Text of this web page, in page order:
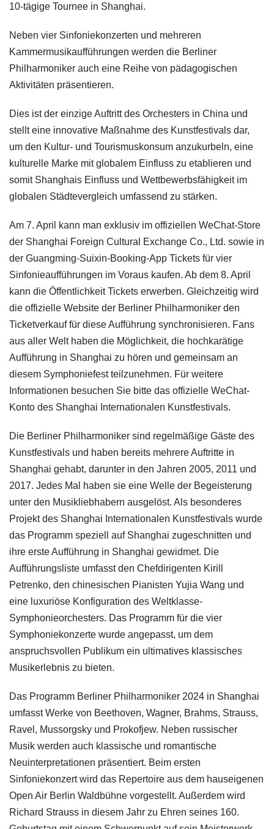
10-tägige Tournee in Shanghai.
Neben vier Sinfoniekonzerten und mehreren
Kammermusikaufführungen werden die Berliner
Philharmoniker auch eine Reihe von pädagogischen
Aktivitäten präsentieren.
Dies ist der einzige Auftritt des Orchesters in China und
stellt eine innovative Maßnahme des Kunstfestivals dar,
um den Kultur- und Tourismuskonsum anzukurbeln, eine
kulturelle Marke mit globalem Einfluss zu etablieren und
somit Shanghais Einfluss und Wettbewerbsfähigkeit im
globalen Städtevergleich umfassend zu stärken.
Am 7. April kann man exklusiv im offiziellen WeChat-Store
der Shanghai Foreign Cultural Exchange Co., Ltd. sowie in
der Guangming-Suixin-Booking-App Tickets für vier
Sinfonieaufführungen im Voraus kaufen. Ab dem 8. April
kann die Öffentlichkeit Tickets erwerben. Gleichzeitig wird
die offizielle Website der Berliner Philharmoniker den
Ticketverkauf für diese Aufführung synchronisieren. Fans
aus aller Welt haben die Möglichkeit, die hochkarätige
Aufführung in Shanghai zu hören und gemeinsam an
diesem Symphoniefest teilzunehmen. Für weitere
Informationen besuchen Sie bitte das offizielle WeChat-
Konto des Shanghai Internationalen Kunstfestivals.
Die Berliner Philharmoniker sind regelmäßige Gäste des
Kunstfestivals und haben bereits mehrere Auftritte in
Shanghai gehabt, darunter in den Jahren 2005, 2011 und
2017. Jedes Mal haben sie eine Welle der Begeisterung
unter den Musikliebhabern ausgelöst. Als besonderes
Projekt des Shanghai Internationalen Kunstfestivals wurde
das Programm speziell auf Shanghai zugeschnitten und
ihre erste Aufführung in Shanghai gewidmet. Die
Aufführungsliste umfasst den Chefdirigenten Kirill
Petrenko, den chinesischen Pianisten Yujia Wang und
eine luxuriöse Konfiguration des Weltklasse-
Symphonieorchesters. Das Programm für die vier
Symphoniekonzerte wurde angepasst, um dem
anspruchsvollen Publikum ein ultimatives klassisches
Musikerlebnis zu bieten.
Das Programm Berliner Philharmoniker 2024 in Shanghai
umfasst Werke von Beethoven, Wagner, Brahms, Strauss,
Ravel, Mussorgsky und Prokofjew. Neben russischer
Musik werden auch klassische und romantische
Neuinterpretationen präsentiert. Beim ersten
Sinfoniekonzert wird das Repertoire aus dem hauseigenen
Open Air Berlin Waldbühne vorgestellt. Außerdem wird
Richard Strauss in diesem Jahr zu Ehren seines 160.